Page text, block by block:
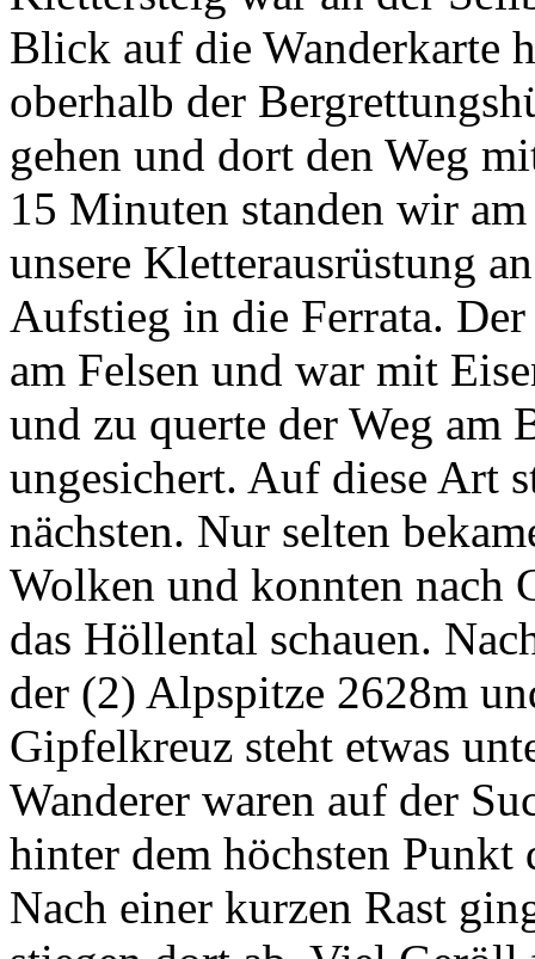
Blick auf die Wanderkarte
oberhalb der
gehen und dort den Weg
15 Minuten standen wir
unsere Kletterausrüstung
Aufstieg in die Ferrata.
am Felsen und war mit
und zu querte der Weg am
ungesichert. Auf diese Art
nächsten. Nur selten
Wolken und konnten nach
das Höllental schauen.
der (2) Alpspitze 2628m
Gipfelkreuz steht etwas
Wanderer waren auf der
hinter dem höchsten Punkt
Nach einer kurzen Rast